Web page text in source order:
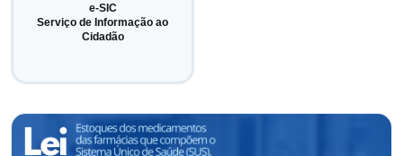
e-SIC
Serviço de Informação ao
Cidadão